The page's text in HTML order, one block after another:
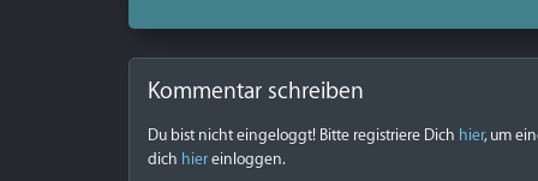
Kommentar schreiben
Du bist nicht eingeloggt! Bitte registriere Dich hier, um
dich hiereinloggen.